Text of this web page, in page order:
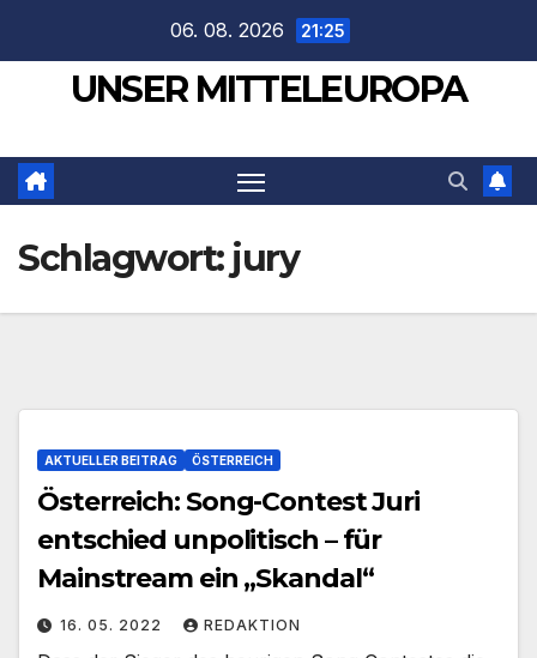
springen
06. 08. 2026 21:25
UNSER MITTELEUROPA
Schlagwort: jury
AKTUELLER BEITRAG ÖSTERREICH
Österreich: Song-Contest Juri
entschied unpolitisch – für
Mainstream ein „Skandal“
16. 05. 2022 REDAKTION